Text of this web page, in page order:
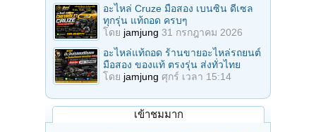
อะไหล่ Cruze มือสอง เบนซิน ดีเซล
ทุกรุ่น แท้ถอด ครบๆ
โดย jamjung 31 กรกฎาคม 2026
อะไหล่แท้ถอด ร้านขายอะไหล่รถยนต์
มือสอง ของแท้ ตรงรุ่น ส่งทั่วไทย
โดย jamjung ศุกร์ เวลา 15:14
เข้าชมมาก